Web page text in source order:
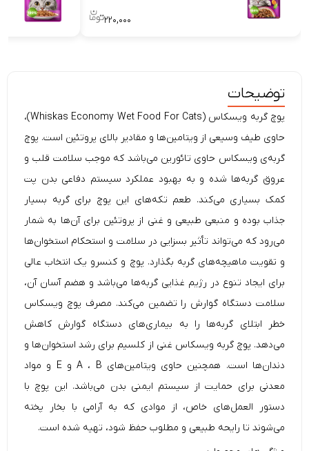
۲۲۰,۰۰۰
توضیحات
پوچ گربه ویسکاس (Whiskas Economy Wet Food For Cats)،
حاوی طیف وسیعی از ویتامین‌ها و مقادیر بالای پروتئین است. پوچ
گربه‎‌ی ویسکاس حاوی تائورین می‌باشد که موجب سلامت قلب و
عروق گربه‌ها شده و به بهبود عملکرد سیستم دفاعی بدن پت
کمک بسیاری می‌کند. طعم تکه‌های این پوچ برای گربه بسیار
جذاب بوده و منبعی طبیعی و غنی از پروتئین برای آن‌ها به شمار
می‌رود که می‌تواند تأثیر بسزایی در سلامت و استحکام استخوان‌ها
و تقویت ماهیچه‌های گربه بگذارد. پوچ و کنسرو یک انتخاب عالی
برای ایجاد تنوع در رژیم غذایی گربه‌ها می‌باشد و هضم آسان آن،
سلامت دستگاه گوارش را تضمین می‌کند. مصرف پوچ ویسکاس
خطر ابتلای گربه‌ها را به بیماری‌های دستگاه گوارش کاهش
می‌دهد. پوچ گربه ویسکاس غنی از کلسیم برای رشد استخوان‌ها و
دندان‌ها است. همچنین حاوی ویتامین‌های A ، B و E و مواد
معدنی برای حمایت از سیستم ایمنی بدن می‌باشد. این پوچ با
دستور العمل‌های خاص، از موادی که به آرامی با بخار پخته
می‌شوند تا رایحه طبیعی و مطلوب حفظ شود، تهیه شده است.